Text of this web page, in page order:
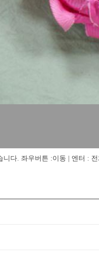
다. 좌우버튼 :이동 | 엔터 :